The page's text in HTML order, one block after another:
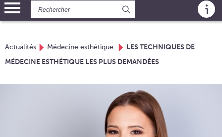
Actualités Médecine esthétique
LES TECHNIQUES DE
MÉDECINE ESTHÉTIQUE LES PLUS DEMANDÉES
Panneau de gestion des cookies